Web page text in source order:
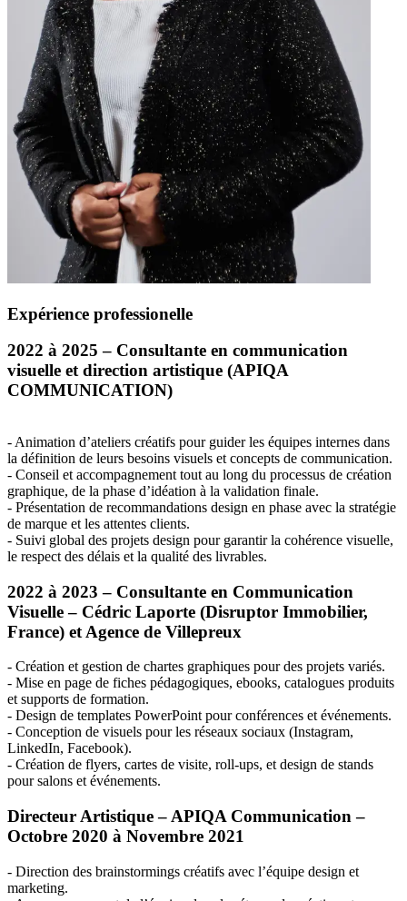
Expérience professionelle
2022 à 2025 – Consultante en communication
visuelle et direction artistique (APIQA
COMMUNICATION)
- Animation d’ateliers créatifs pour guider les équipes internes dans
la définition de leurs besoins visuels et concepts de communication.
- Conseil et accompagnement tout au long du processus de création
graphique, de la phase d’idéation à la validation finale.
- Présentation de recommandations design en phase avec la stratégie
de marque et les attentes clients.
- Suivi global des projets design pour garantir la cohérence visuelle,
le respect des délais et la qualité des livrables.
2022 à 2023 – Consultante en Communication
Visuelle – Cédric Laporte (Disruptor Immobilier,
France) et Agence de Villepreux
- Création et gestion de chartes graphiques pour des projets variés.
- Mise en page de fiches pédagogiques, ebooks, catalogues produits
et supports de formation.
- Design de templates PowerPoint pour conférences et événements.
- Conception de visuels pour les réseaux sociaux (Instagram,
LinkedIn, Facebook).
- Création de flyers, cartes de visite, roll-ups, et design de stands
pour salons et événements.
Directeur Artistique – APIQA Communication –
Octobre 2020 à Novembre 2021
- Direction des brainstormings créatifs avec l’équipe design et
marketing.